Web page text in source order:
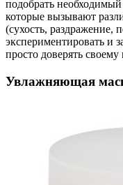
подобрать
которые вызывают
(сухость, раздражение,
экспериментировать и
просто доверять своему
Увлажняющая